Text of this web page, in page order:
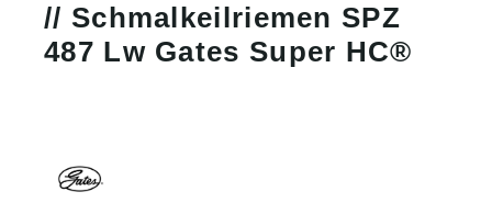
Schmalkeilriemen SPZ
487 Lw Gates Super HC®